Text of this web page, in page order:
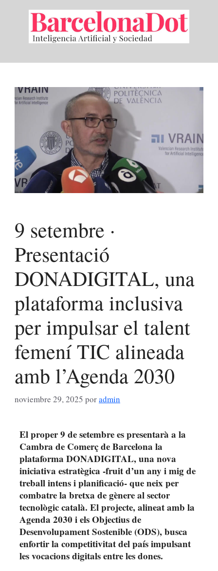
9 setembre ·
Presentació
DONADIGITAL, una
plataforma inclusiva
per impulsar el talent
femení TIC alineada
amb l’Agenda 2030
noviembre 29, 2025 poradmin
El proper 9 de setembre es presentarà a la
Cambra de Comerç de Barcelona la
plataforma DONADIGITAL, una nova
iniciativa estratègica -fruit d’un any i mig de
treball intens i planificació- que neix per
combatre la bretxa de gènere al sector
tecnològic català. El projecte, alineat amb la
Agenda 2030 i els Objectius de
Desenvolupament Sostenible (ODS), busca
enfortir la competitivitat del país impulsant
les vocacions digitals entre les dones.